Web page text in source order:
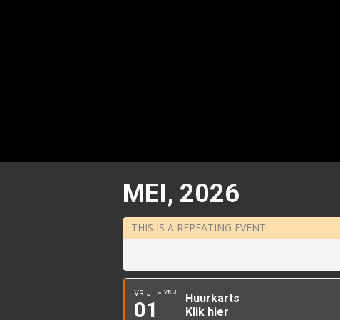
MEI, 2026
THIS IS A REPEATING EVENT
VRIJ
01
VRIJ
Huurkarts
Klik hier